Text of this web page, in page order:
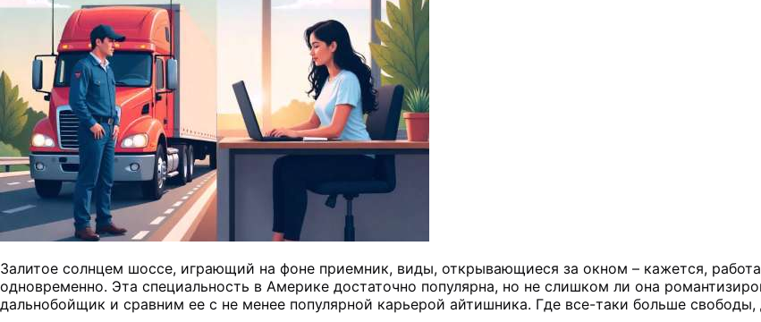
Залитое солнцем шоссе, играющий на фоне приемник, виды, открывающиеся за окном – кажется, работа
одновременно. Эта специальность в Америке достаточно популярна, но не слишком ли она
дальнобойщик и сравним ее с не менее популярной карьерой айтишника. Где все-таки больше